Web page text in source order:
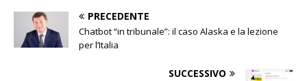
PRECEDENTE
Chatbot “in tribunale”: il caso Alaska e la lezione
per l’Italia
SUCCESSIVO